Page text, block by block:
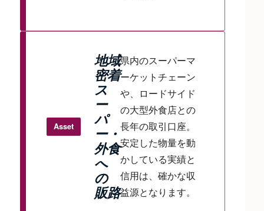
Asset
地域
密着
ス
ー
パ
ー・
外食
へ
の
販路
県内のスーパーマ
ーケットチェーン
や、ロードサイド
の大型外食店との
長年の取引口座。
安定した物量を動
かしている実績と
信用は、確かな収
益源となります。